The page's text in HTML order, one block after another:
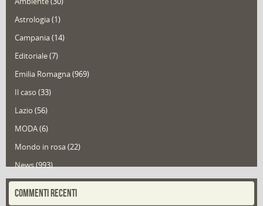
Astrologia(1)
Campania(14)
Editoriale(7)
Emilia Romagna(969)
Il caso (33)
Lazio (56)
MODA(6)
Mondo in rosa(22)
News(993)
Portfolio(1)
COMMENTI RECENTI